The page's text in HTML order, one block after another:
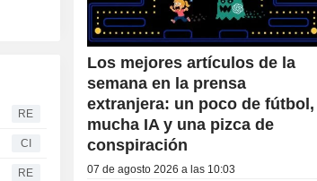
RE
CI
RE
Los mejores artículos de la
semana en la prensa
extranjera: un poco de fútbol,
mucha IA y una pizca de
conspiración
07 de agosto 2026 a las 10:03